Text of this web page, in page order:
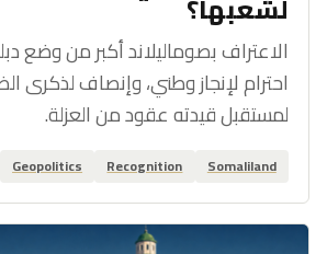
الاعتراف بصوماليلاند أكبر من وضع
احترام لإنجاز وطني، وإنصاف لذكرى
لمستقبل قيدته عقود من العزلة.
Somaliland
Recognition
Geopolitics